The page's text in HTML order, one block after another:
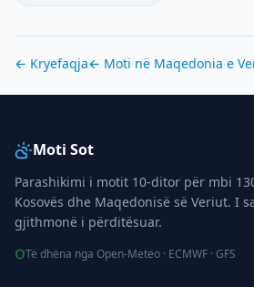
← Kryefaqja← Moti në Maqedonia e
Moti Sot
Parashikimi i motit 10-ditor për mbi
Kosovës dhe Maqedonisë së Veriut. I
gjithmonë i përditësuar.
Të dhëna nga Open-Meteo · ECMWF · GFS